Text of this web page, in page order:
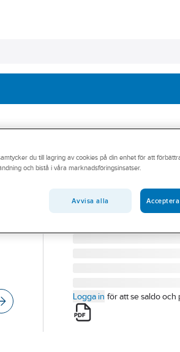
3M
Skyddshjälm
SKYDDSHJÄLM 3M
Artikelnummer:
599787
7100175101
Logga in för att se saldo och
du till lagring av cookies på din enhet för att
och bistå i våra marknadsföringsinsatser.
Avvisa alla